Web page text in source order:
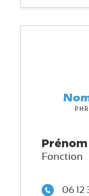
06 12
Prénom
Fonction